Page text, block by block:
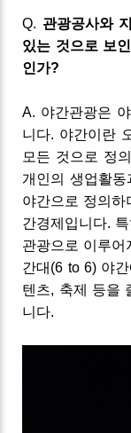
Q. 관광공사와
있는 것으로 보
인가?
A. 야간관광은
니다. 야간이란
모든 것으로 정
개인의 생업활
야간으로 정의하
간경제입니다. 특
관광으로 이루어
간대 (6 to6) 야
텐츠, 축제 등을
니다.